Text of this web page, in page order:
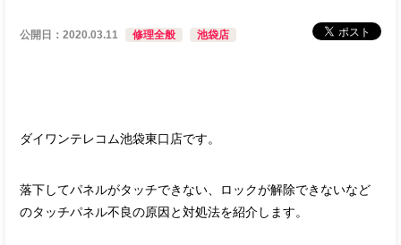
公開日：2020.03.11 修理全般 池袋店
ダイワンテレコム池袋東口店です。
落下してパネルがタッチできない、ロックが解除できないなど
のタッチパネル不良の原因と対処法を紹介します。